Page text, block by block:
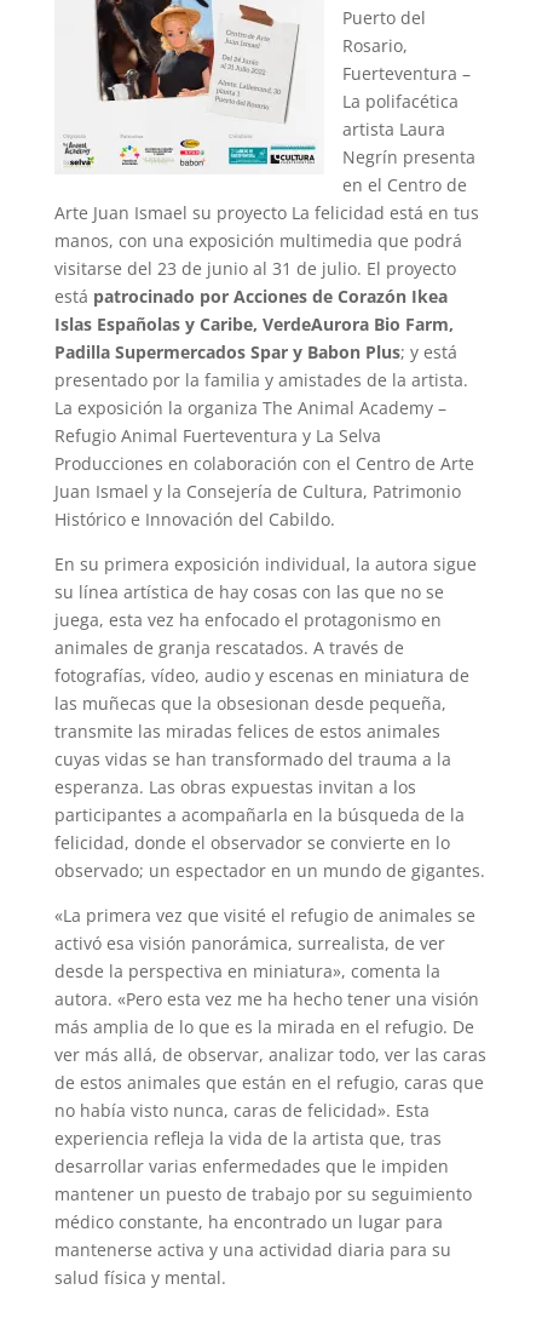
Puerto del
Rosario,
Fuerteventura –
La polifacética
artista Laura
Negrín presenta
en el Centro de
Arte Juan Ismael su proyecto La felicidad está en tus
manos, con una exposición multimedia que podrá
visitarse del 23 de junio al 31 de julio. El proyecto
está patrocinado por Acciones de Corazón Ikea
Islas Españolas y Caribe, VerdeAurora Bio Farm,
Padilla Supermercados Spar y Babon Plus; y está
presentado por la familia y amistades de la artista.
La exposición la organiza The Animal Academy –
Refugio Animal Fuerteventura y La Selva
Producciones en colaboración con el Centro de Arte
Juan Ismael y la Consejería de Cultura, Patrimonio
Histórico e Innovación del Cabildo.
En su primera exposición individual, la autora sigue
su línea artística de hay cosas con las que no se
juega, esta vez ha enfocado el protagonismo en
animales de granja rescatados. A través de
fotografías, vídeo, audio y escenas en miniatura de
las muñecas que la obsesionan desde pequeña,
transmite las miradas felices de estos animales
cuyas vidas se han transformado del trauma a la
esperanza. Las obras expuestas invitan a los
participantes a acompañarla en la búsqueda de la
felicidad, donde el observador se convierte en lo
observado; un espectador en un mundo de gigantes.
«La primera vez que visité el refugio de animales se
activó esa visión panorámica, surrealista, de ver
desde la perspectiva en miniatura», comenta la
autora. «Pero esta vez me ha hecho tener una visión
más amplia de lo que es la mirada en el refugio. De
ver más allá, de observar, analizar todo, ver las caras
de estos animales que están en el refugio, caras que
no había visto nunca, caras de felicidad». Esta
experiencia refleja la vida de la artista que, tras
desarrollar varias enfermedades que le impiden
mantener un puesto de trabajo por su seguimiento
médico constante, ha encontrado un lugar para
mantenerse activa y una actividad diaria para su
salud física y mental.